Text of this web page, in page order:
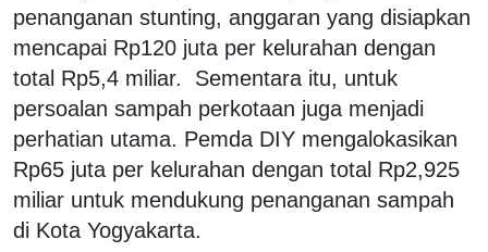
penanganan stunting, anggaran yang disiapkan
mencapai Rp120 juta per kelurahan dengan
total Rp5,4 miliar. Sementara itu, untuk
persoalan sampah perkotaan juga menjadi
perhatian utama. Pemda DIY mengalokasikan
Rp65 juta per kelurahan dengan total Rp2,925
miliar untuk mendukung penanganan sampah
di Kota Yogyakarta.